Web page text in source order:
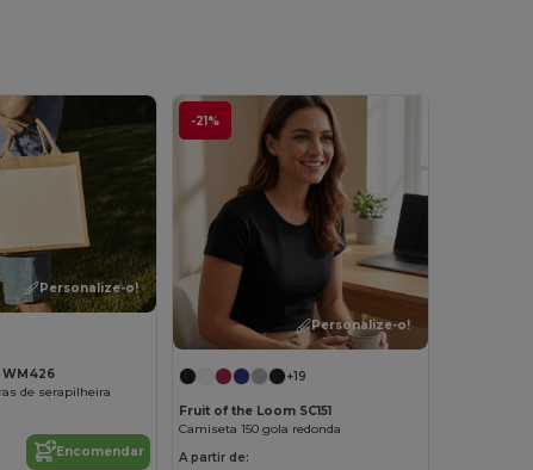
Personalize-o!
de serapilheira
Encomendar
-21%
Personalize-o!
+19
Fruit of the Loom SC151
Camiseta 150 gola redonda
A partir de: